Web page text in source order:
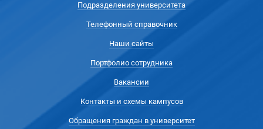
Подразделения университета
Телефонный справочник
Наши сайты
Портфолио сотрудника
Вакансии
Контакты и схемы кампусов
Обращения граждан в университет